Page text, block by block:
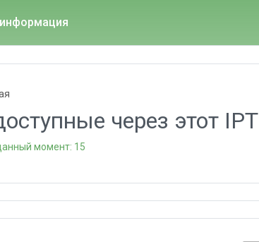
через этот IPT
момент: 15